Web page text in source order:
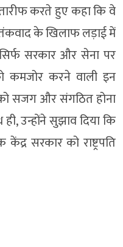
करते हुए कहा कि वे
के खिलाफ लड़ाई में
सरकार और सेना पर
कमजोर करने वाली इन
सजग और संगठित होना
उन्होंने सुझाव दिया कि
सरकार को राष्ट्रपति